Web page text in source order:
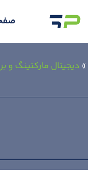
» دیجیتال مارکتینگ و